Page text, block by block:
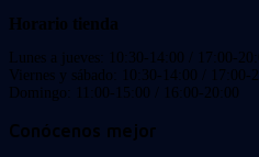
Horario tienda
Lunes a jueves: 10:30-14:00 / 17:00-
Viernes y sábado: 10:30-14:00 / 17:00-
Domingo: 11:00-15:00 / 16:00-20:00
Conócenos mejor